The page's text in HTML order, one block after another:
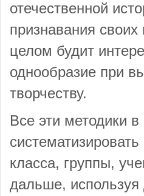
отечественной
признавания
целом будит
однообразие при
творчеству.
Все эти методики
класса, группы,
дальше, используя